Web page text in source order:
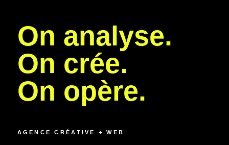
On analyse.
On crée.
On opère.
AGENCE CRÉATIVE + WEB